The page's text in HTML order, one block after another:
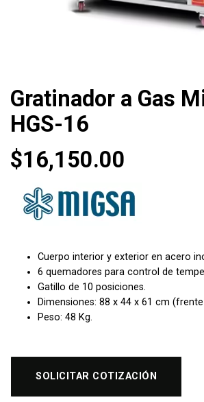
Gratinador a Gas
HGS-16
$16,150.00
Cuerpo interior y exterior en acero
6 quemadores para control de
Gatillo de 10 posiciones.
Dimensiones: 88 x 44 x 61 cm
Peso: 48 Kg.
SOLICITAR COTIZACIÓN